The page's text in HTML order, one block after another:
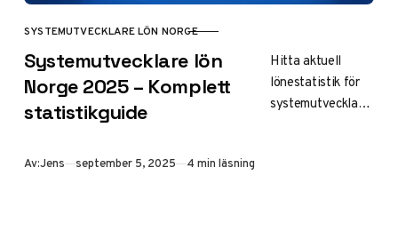
KATEGORI
SYSTEMUTVECKLARE LÖN NORGE
Systemutvecklare lön
Norge 2025 – Komplett
statistikguide
Hitta aktuell
lönestatistik för
systemutvecklare
Av:Jens Publicerad
september 5, 2025 4 min läsning